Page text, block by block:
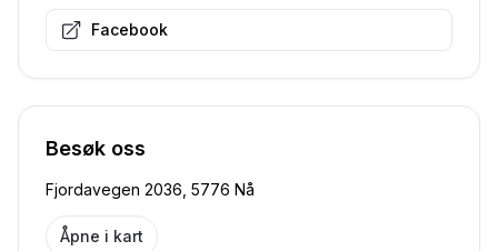
Facebook
Besøk oss
Fjordavegen 2036, 5776 Nå
Åpne i kart